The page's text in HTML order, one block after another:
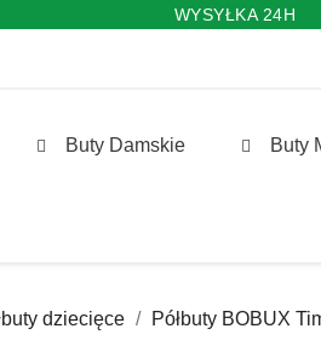
WYSYŁKA 24H
Buty Damskie Buty
dziecięce Półbuty BOBUX